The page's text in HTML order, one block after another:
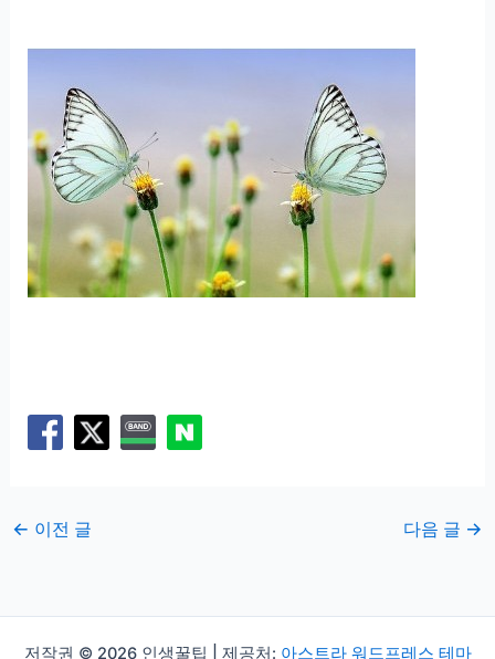
← 이전 글 다음 글 →
저작권 © 2026 인생꿀팁 | 제공처: 아스트라 워드프레스 테마